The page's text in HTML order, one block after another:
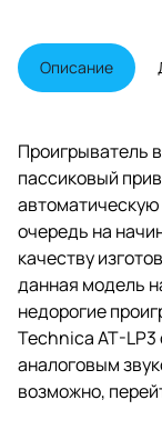
Описание
Проигрыватель
пассиковый
очередь на
качеству
данная модель
недорогие
Technica AT-LP3
аналоговым
возможно,